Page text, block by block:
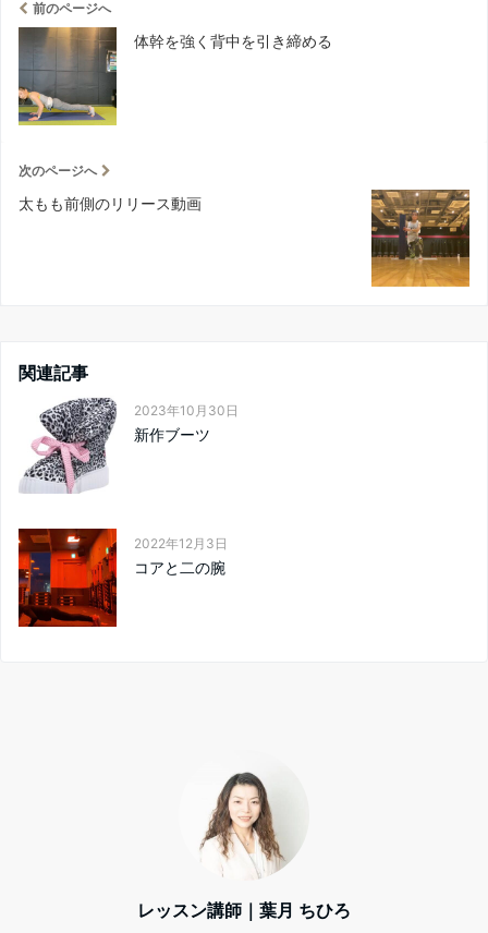
前のページへ
体幹を強く背中を引き締める
次のページへ
太もも前側のリリース動画
関連記事
2023年10月30日
新作ブーツ
2022年12月3日
コアと二の腕
レッスン講師｜葉月 ちひろ